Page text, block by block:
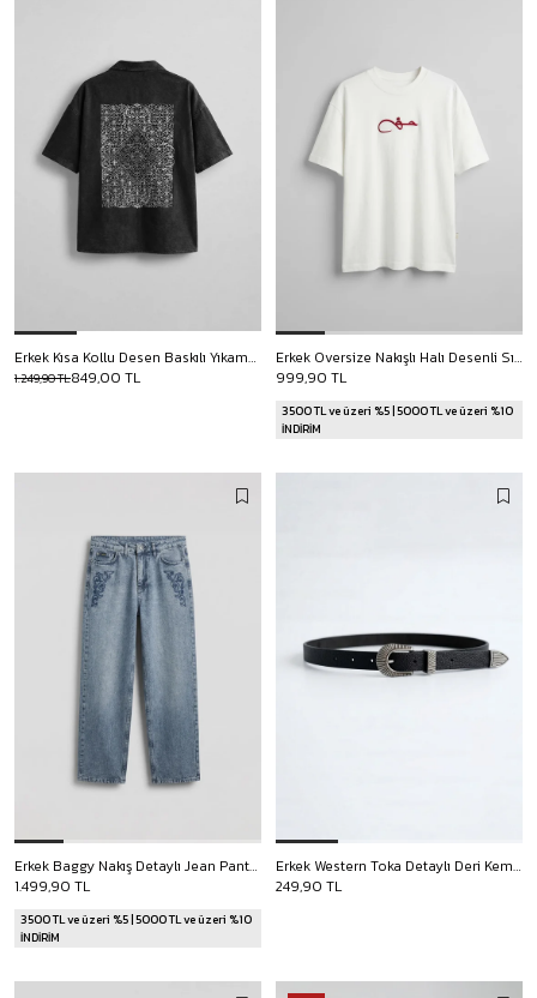
Erkek Kısa Kollu Desen Baskılı Yıkamalı Oversize Gömlek Siyah
849,00 TL
1.249,90 TL
Erkek Oversize Nakışlı Halı Desenli Sırt Baskılı T-Shirt Ekru
999,90 TL
3500 TL ve üzeri %5 | 5000 TL ve üzeri %10
İNDİRİM
Erkek Baggy Nakış Detaylı Jean Pantolon Mavi
1.499,90 TL
3500 TL ve üzeri %5 | 5000 TL ve üzeri %10
İNDİRİM
Erkek Western Toka Detaylı Deri Kemer Siyah
249,90 TL